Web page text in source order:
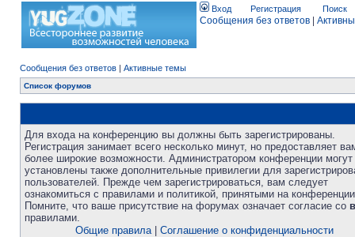
Вход Регистрация Поиск
Сообщения без ответов
Сообщения без ответов | Активные темы
Список форумов
Для входа на конференцию вы должны быть зарегистрированы.
Регистрация занимает всего несколько минут, но предоставляет
более широкие возможности. Администратором конференции
установлены также дополнительные привилегии для
пользователей. Прежде чем зарегистрироваться, вам следует
ознакомиться с правилами и политикой, принятыми на
Помните, что ваше присутствие на форумах означает согласие со
правилами.
Общие правила| Соглашение о конфиденциальности